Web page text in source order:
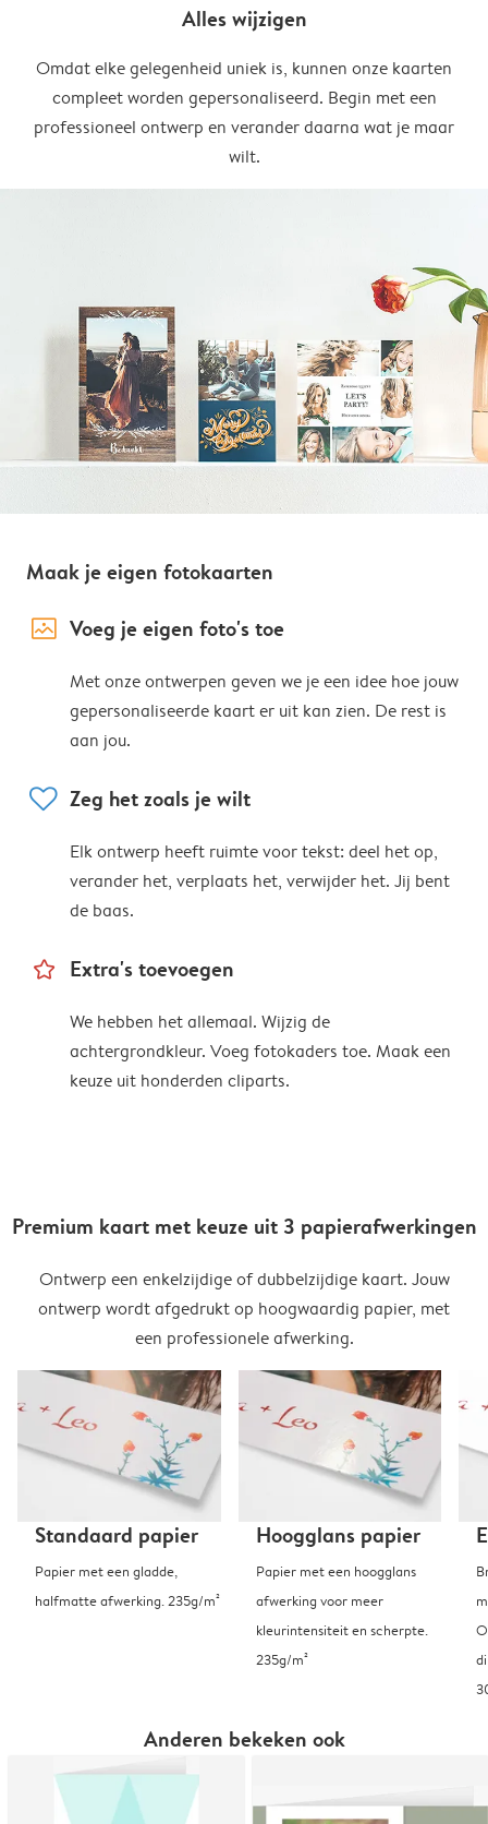
Alles wijzigen
Omdat elke gelegenheid uniek is, kunnen onze kaarten
compleet worden gepersonaliseerd. Begin met een
professioneel ontwerp en verander daarna wat je maar
wilt.
Maak je eigen fotokaarten
image_placeholder Voeg je eigen foto's toe
Met onze ontwerpen geven we je een idee hoe jouw
gepersonaliseerde kaart er uit kan zien. De rest is
aan jou.
heart Zeg het zoals je wilt
Elk ontwerp heeft ruimte voor tekst: deel het op,
verander het, verplaats het, verwijder het. Jij bent
de baas.
star_outline Extra's toevoegen
We hebben het allemaal. Wijzig de
achtergrondkleur. Voeg fotokaders toe. Maak een
keuze uit honderden cliparts.
Premium kaart met keuze uit 3 papierafwerkingen
Ontwerp een enkelzijdige of dubbelzijdige kaart. Jouw
ontwerp wordt afgedrukt op hoogwaardig papier, met
een professionele afwerking.
Standaard papier
Papier met een gladde,
halfmatte afwerking. 235g/m²
Hoogglans papier
Papier met een hoogglans
afwerking voor meer
kleurintensiteit en scherpte.
235g/m²
Anderen bekeken ook